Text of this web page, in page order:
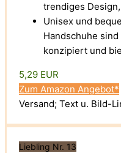
trendiges
Unisex und
Handschuhe
konzipiert und
5,29 EUR
Zum Amazon Angebot*
Versand; Text u. Bild-
Liebling Nr. 13